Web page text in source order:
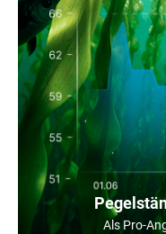
Als Pro-